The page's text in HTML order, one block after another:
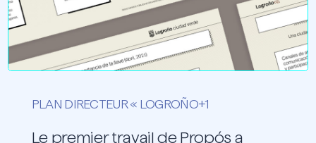
PLAN DIRECTEUR « LOGROÑO+1
Le premier travail de Propós a